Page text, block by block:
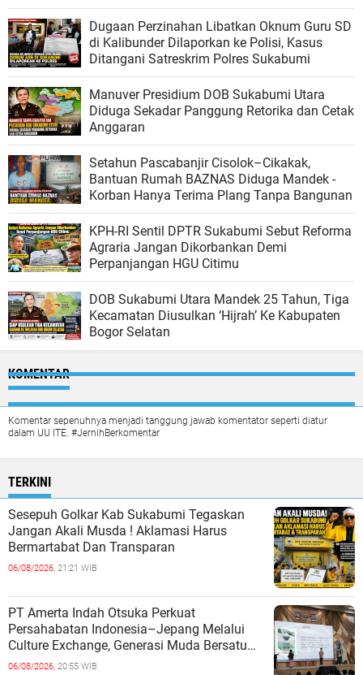
Dugaan Perzinahan Libatkan Oknum Guru SD
di Kalibunder Dilaporkan ke Polisi, Kasus
Ditangani Satreskrim Polres Sukabumi
Manuver Presidium DOB Sukabumi Utara
Diduga Sekadar Panggung Retorika dan Cetak
Anggaran
Setahun Pascabanjir Cisolok–Cikakak,
Bantuan Rumah BAZNAS Diduga Mandek -
Korban Hanya Terima Plang Tanpa Bangunan
KPH-RI Sentil DPTR Sukabumi Sebut Reforma
Agraria Jangan Dikorbankan Demi
Perpanjangan HGU Citimu
DOB Sukabumi Utara Mandek 25 Tahun, Tiga
Kecamatan Diusulkan ‘Hijrah’ Ke Kabupaten
Bogor Selatan
KOMENTAR
Komentar sepenuhnya menjadi tanggung jawab komentator seperti diatur
dalam UU ITE. #JernihBerkomentar
TERKINI
Sesepuh Golkar Kab Sukabumi Tegaskan
Jangan Akali Musda ! Aklamasi Harus
Bermartabat Dan Transparan
06/08/2026, 21:21 WIB
PT Amerta Indah Otsuka Perkuat
Persahabatan Indonesia–Jepang Melalui
Culture Exchange, Generasi Muda Bersatu
Wujudkan Masa Depan Berkelanjutan
06/08/2026, 20:55 WIB